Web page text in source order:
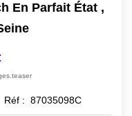
En Parfait État ,
Réf : 87035098C